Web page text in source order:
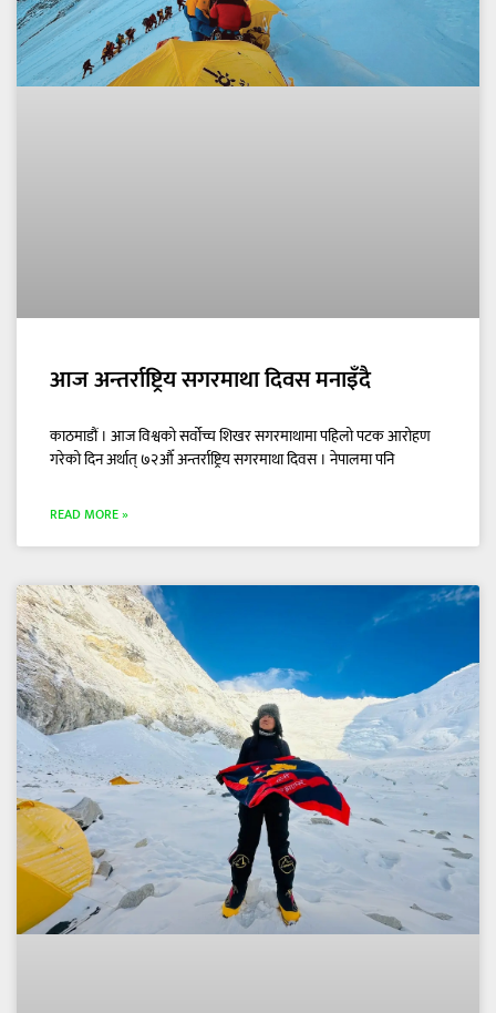
आज अन्तर्राष्ट्रिय सगरमाथा दिवस मनाइँदै
काठमाडौं । आज विश्वको सर्वोच्च शिखर सगरमाथामा पहिलो पटक आरोहण
गरेको दिन अर्थात् ७२औँ अन्तर्राष्ट्रिय सगरमाथा दिवस । नेपालमा पनि
READ MORE »